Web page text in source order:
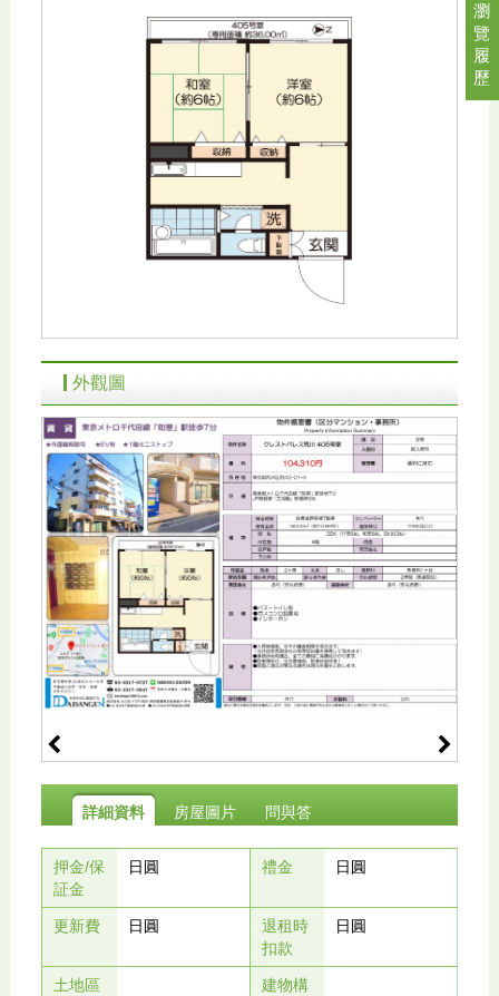
外觀圖
詳細資料 房屋圖片 問與答
押金/保
証金
日圓 禮金 日圓
更新費 日圓
退租時
扣款
日圓
土地區 建物構
瀏
覽
履
歷